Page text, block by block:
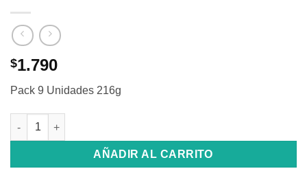
$1.790
Pack 9 Unidades 216g
Pack Galetas Club Social 9 Unidades cantidad
AÑADIR AL CARRITO